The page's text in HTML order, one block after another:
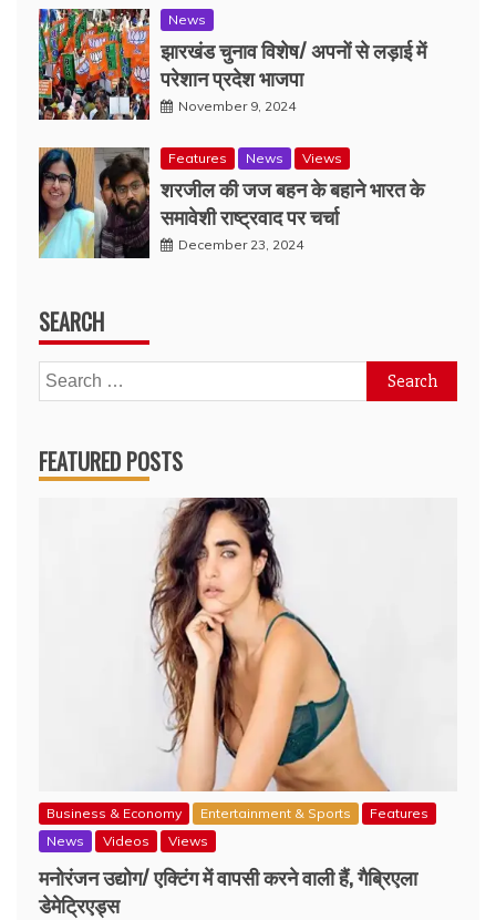
News
झारखंड चुनाव विशेष/ अपनों से लड़ाई में
परेशान प्रदेश भाजपा
November 9, 2024
Features News Views
शरजील की जज बहन के बहाने भारत के
समावेशी राष्ट्रवाद पर चर्चा
December 23, 2024
SEARCH
Search
for:
FEATURED POSTS
Business & Economy Entertainment & Sports
Features
News
Videos Views
मनोरंजन उद्योग/ एक्टिंग में वापसी करने वाली हैं, गैब्रिएला
डेमेट्रिएड्स